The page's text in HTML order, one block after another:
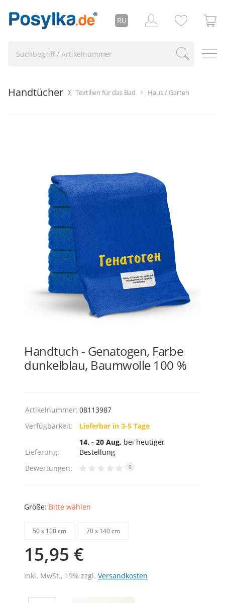
RU
Haus / Garten
Textilien für das Bad
Handtücher
Handtuch - Genatogen, Farbe
dunkelblau, Baumwolle 100 %
Artikelnummer: 08113987
Verfügbarkeit:
Lieferbar in 3-5 Tage
Lieferung:
14. - 20 Aug. bei heutiger
Bestellung
Bewertungen:
0
Größe: Bitte wählen
50 х 100 cm 70 х 140 cm
15,95 €
Inkl. MwSt., 19% zzgl. Versandkosten